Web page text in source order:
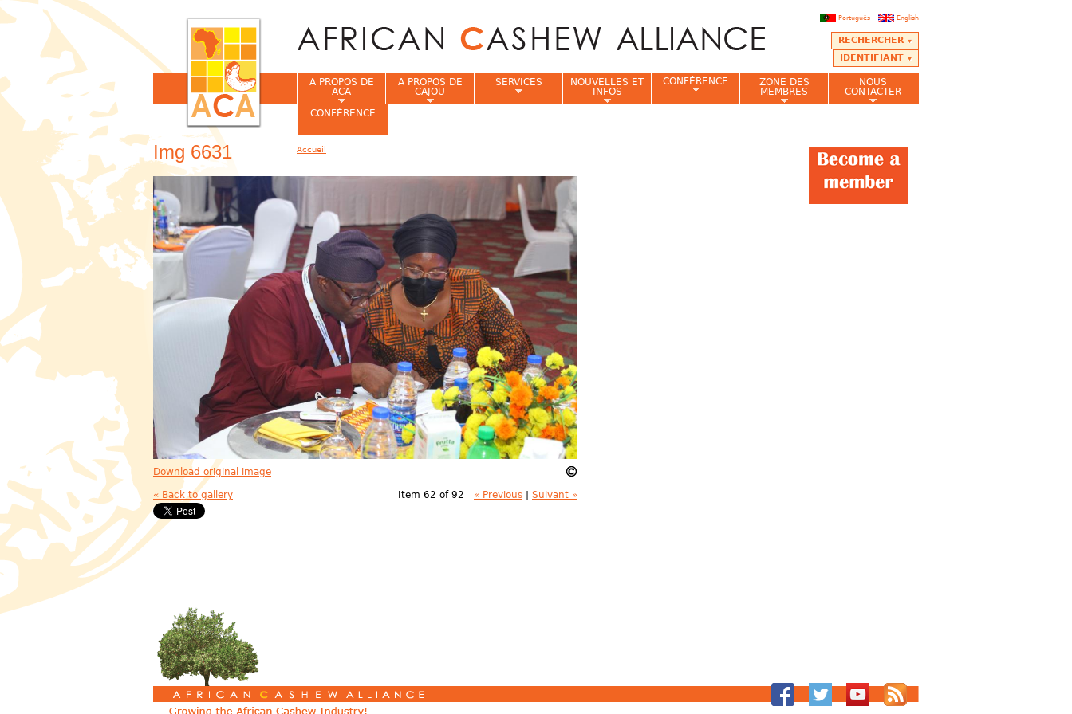
English
Português
RECHERCHER
IDENTIFIANT
Img 6631
Download original image
« Back to gallery Item 62 of 92 « Previous | Suivant »
A PROPOS DE
ACA
A PROPOS DE
CAJOU
SERVICES
NOUVELLES ET
INFOS
CONFÉRENCE
ZONE DES
MEMBRES
NOUS
CONTACTER
CONFÉRENCE
Accueil